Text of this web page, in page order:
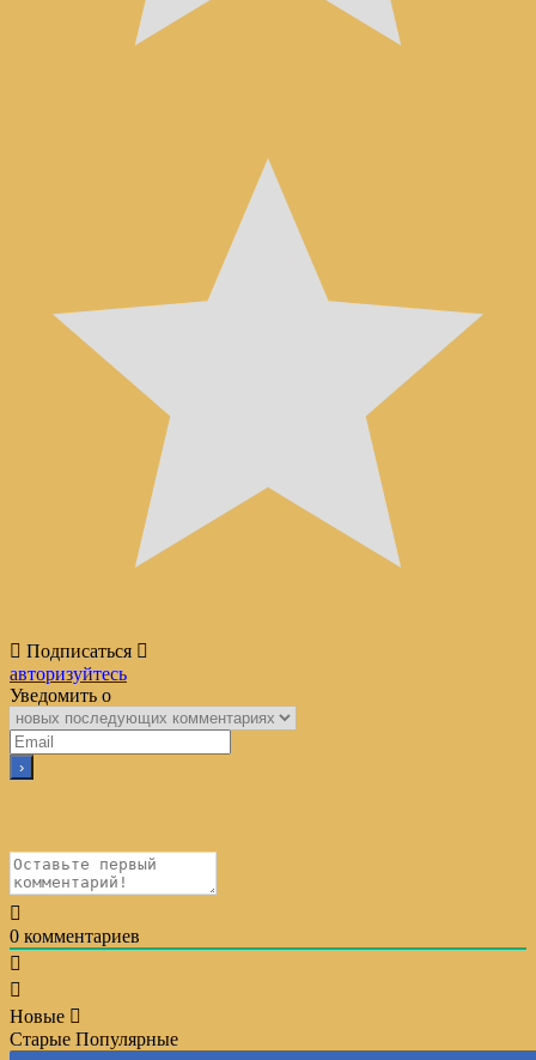
Подписаться
авторизуйтесь
Уведомить о
0 комментариев
Новые
Старые Популярные